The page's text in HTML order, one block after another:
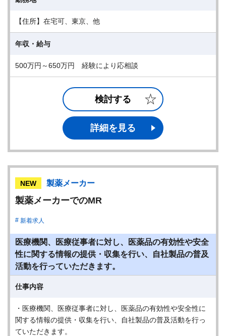
【住所】在宅可、東京、他
年収・給与
500万円～650万円 経験により応相談
検討する
詳細を見る
NEW 製薬メーカー
製薬メーカーでのMR
新着求人
医療機関、医療従事者に対し、医薬品の有効性や安全
性に関する情報の提供・収集を行い、自社製品の普及
活動を行っていただきます。
仕事内容
・医療機関、医療従事者に対し、医薬品の有効性や安全性に
関する情報の提供・収集を行い、自社製品の普及活動を行っ
ていただきます。